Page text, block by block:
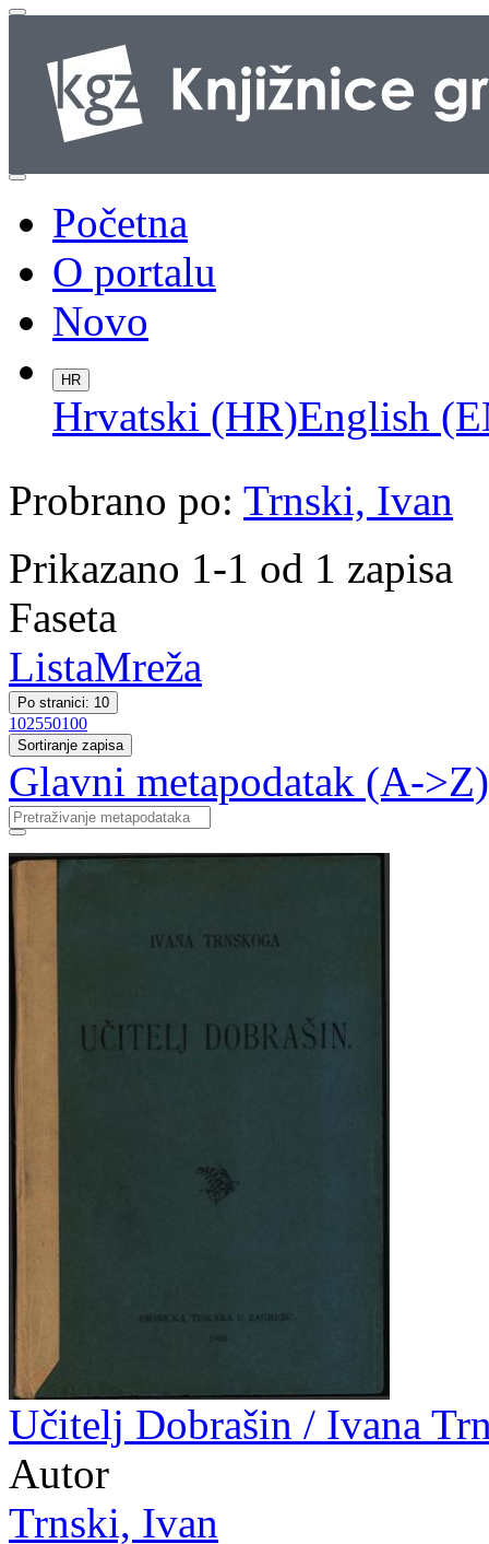
Početna
O portalu
Novo
HR
Hrvatski (HR)English
Probrano po: Trnski, Ivan
Prikazano 1-1 od 1 zapisa
Faseta
ListaMreža
Po stranici: 10
102550100
Sortiranje zapisa
Glavni metapodatak (A->Z)
Učitelj Dobrašin / Ivana
Autor
Trnski, Ivan